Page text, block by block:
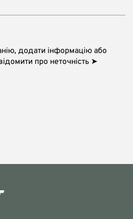
додати інформацію або
про неточність ➤